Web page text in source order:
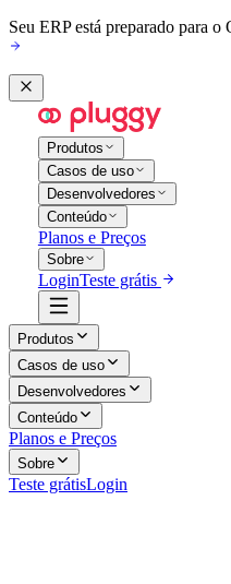
Seu ERP está preparado para o
Produtos
Casos de uso
Desenvolvedores
Conteúdo
Planos e Preços
Sobre
LoginTeste grátis
Produtos
Casos de uso
Desenvolvedores
Conteúdo
Planos e Preços
Sobre
Teste grátisLogin